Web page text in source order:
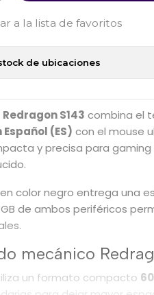
a la lista de favoritos
de ubicaciones
S143 combina el
(ES) con el mouse
y precisa para
color negro entrega una
de ambos periféricos
mecánico
un formato compacto